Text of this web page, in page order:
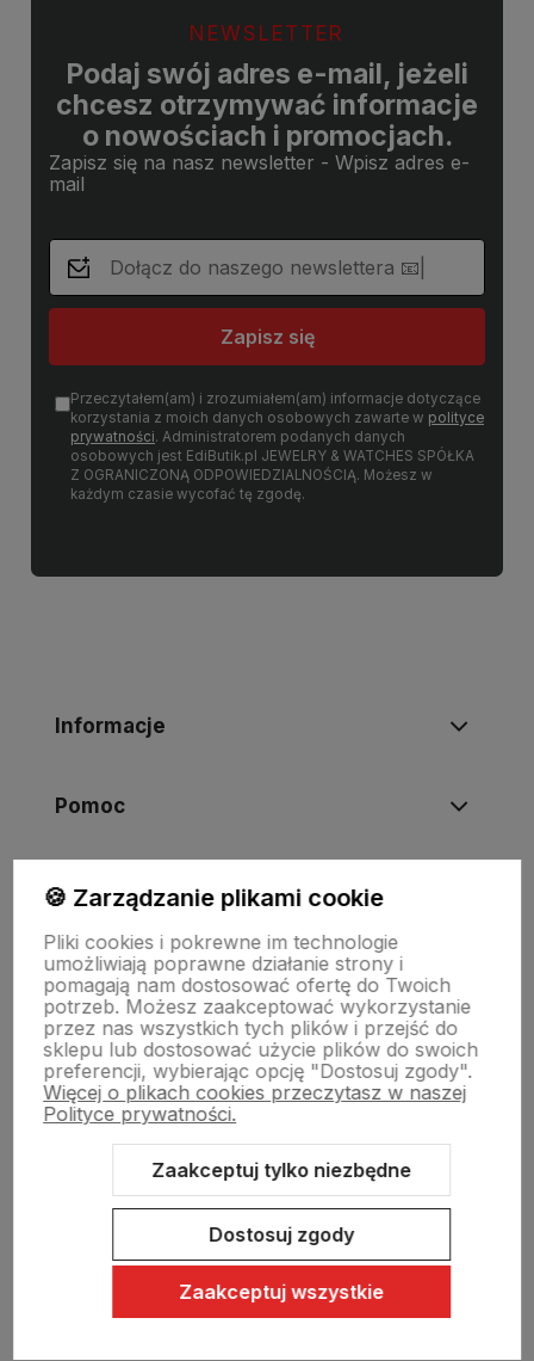
NEWSLETTER
Podaj swój adres e-mail, jeżeli
chcesz otrzymywać informacje
o nowościach i promocjach.
Zapisz się na nasz newsletter - Wpisz adres e-
mail
Zapisz się
Przeczytałem(am) i zrozumiałem(am) informacje dotyczące
korzystania z moich danych osobowych zawarte w polityce
prywatności. Administratorem podanych danych
osobowych jest EdiButik.pl JEWELRY & WATCHES SPÓŁKA
Z OGRANICZONĄ ODPOWIEDZIALNOŚCIĄ. Możesz w
każdym czasie wycofać tę zgodę.
Informacje
Pomoc
Moje konto
Swiat Edibutik
Sklep internetowy Shoper Premium
Szablon Shoper Modern 3.0™
🍪 Zarządzanie plikami cookie
Pliki cookies i pokrewne im technologie
umożliwiają poprawne działanie strony i
pomagają nam dostosować ofertę do Twoich
potrzeb. Możesz zaakceptować wykorzystanie
przez nas wszystkich tych plików i przejść do
sklepu lub dostosować użycie plików do swoich
preferencji, wybierając opcję "Dostosuj zgody".
Więcej o plikach cookies przeczytasz w naszej
Polityce prywatności.
Zaakceptuj tylko niezbędne
Dostosuj zgody
Zaakceptuj wszystkie